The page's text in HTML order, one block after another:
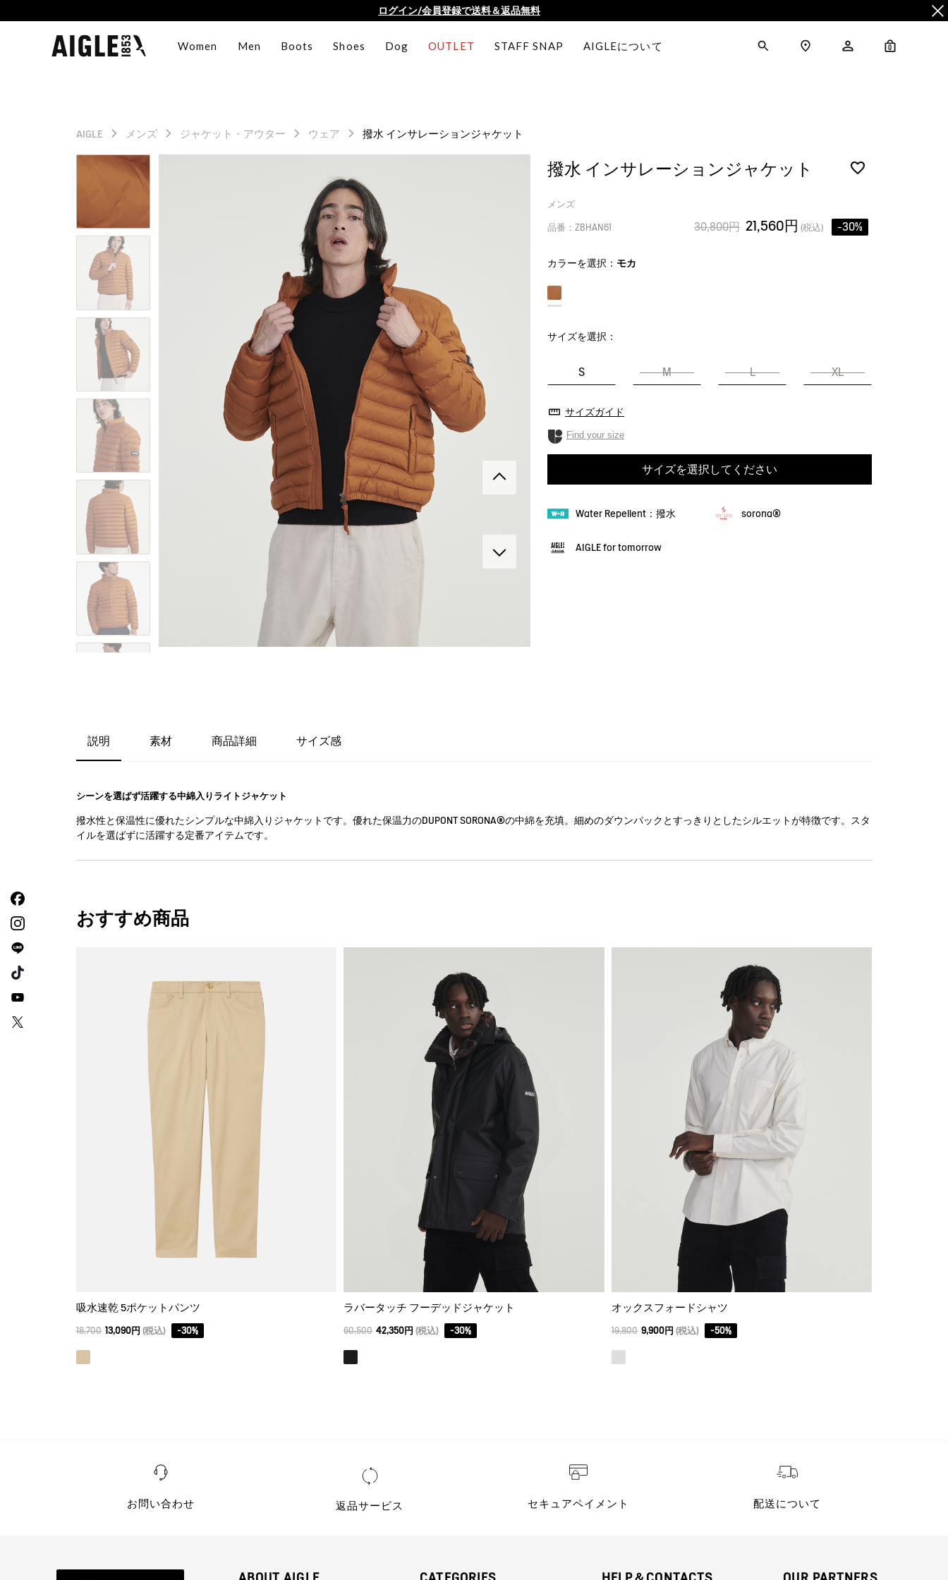
AIGLE CLUB ポイントサービス終了のお知らせ
ログイン/会員登録で送料＆返品無料
Women Men Boots Shoes Dog OUTLET STAFF SNAP AIGLEについて 0
AIGLE メンズ ジャケット・アウター ウェア 撥水 インサレーションジャケット
撥水 インサレーションジャケット
メンズ
品番：ZBHAN61 30,800円 21,560円 (税込) -30%
カラーを選択： モカ
サイズを選択：
S M L XL
サイズガイド
Find your size
サイズを選択してください
Water Repellent：撥水 sorona®
AIGLE for tomorrow
説明 素材 商品詳細 サイズ感
シーンを選ばず活躍する中綿入りライトジャケット
撥水性と保温性に優れたシンプルな中綿入りジャケットです。優れた保温力のDUPONT SORONA®の中綿を充填。細めのダウンパックとすっきりとしたシルエットが特徴です。スタ
イルを選ばずに活躍する定番アイテムです。
おすすめ商品
吸水速乾 5ポケットパンツ
18,700 13,090円 (税込) -30%
ラバータッチ フーデッドジャケット
60,500 42,350円 (税込) -30%
オックスフォードシャツ
19,800 9,900円 (税込) -50%
お問い合わせ 返品サービス セキュアペイメント 配送について